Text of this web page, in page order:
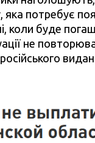
потребує
коли буде
не